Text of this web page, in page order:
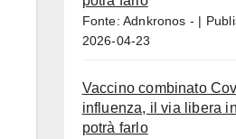
Fonte: Adnkronos -
2026-04-23
Vaccino combinato
influenza, il via libera
potrà farlo